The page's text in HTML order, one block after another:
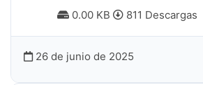
0.00 KB 811 Descargas
26 de junio de 2025